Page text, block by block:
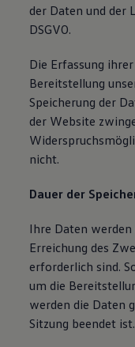
der Daten und der
DSGVO.
Die Erfassung
Bereitstellung
Speicherung der
der Website
nicht.
Dauer der
Ihre Daten
Erreichung des
erforderlich sind.
um die
werden die Daten
Sitzung beendet ist.